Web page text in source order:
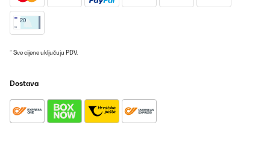
* Sve cijene uključuju PDV.
Dostava